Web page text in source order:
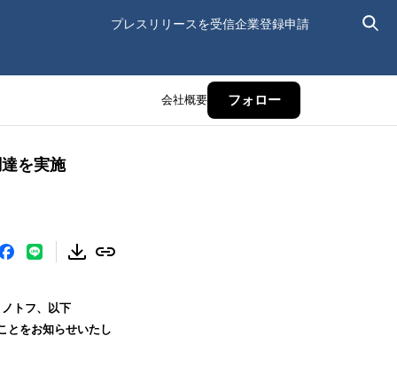
プレスリリースを受信企業登録申請
会社概要 フォロー
を実施
トフ、以下
とをお知らせいたし